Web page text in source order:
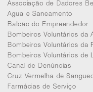
Associação de Dadores
Agua e Saneamento
Balcão do Empreendedor
Bombeiros Voluntários da
Bombeiros Voluntários da
Bombeiros Voluntários de
Canal de Denúncias
Cruz Vermelha de
Farmácias de Serviço